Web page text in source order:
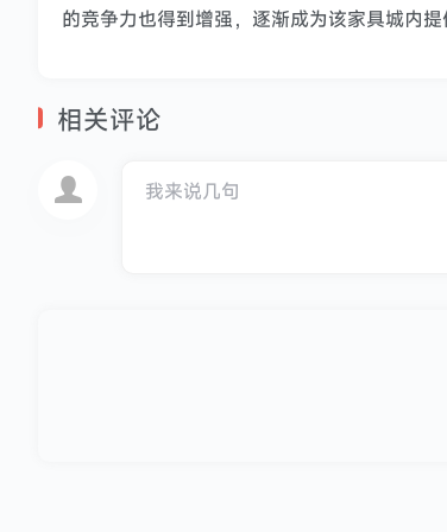
的竞争力也得到增强，逐渐成为该家具城内
相关评论